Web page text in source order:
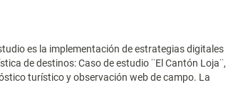
es la implementación de estrategias digitales
de destinos: Caso de estudio ¨El Cantón Loja¨,
turístico y observación web de campo. La